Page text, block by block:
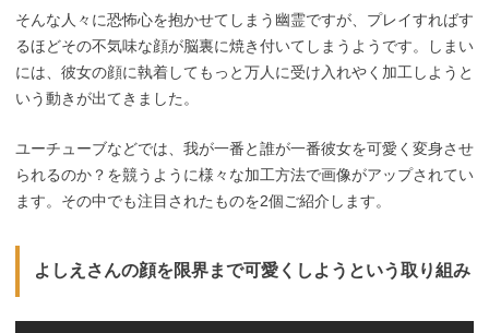
そんな人々に恐怖心を抱かせてしまう幽霊ですが、プレイすればす
るほどその不気味な顔が脳裏に焼き付いてしまうようです。しまい
には、彼女の顔に執着してもっと万人に受け入れやく加工しようと
いう動きが出てきました。
ユーチューブなどでは、我が一番と誰が一番彼女を可愛く変身させ
られるのか？を競うように様々な加工方法で画像がアップされてい
ます。その中でも注目されたものを2個ご紹介します。
よしえさんの顔を限界まで可愛くしようという取り組み